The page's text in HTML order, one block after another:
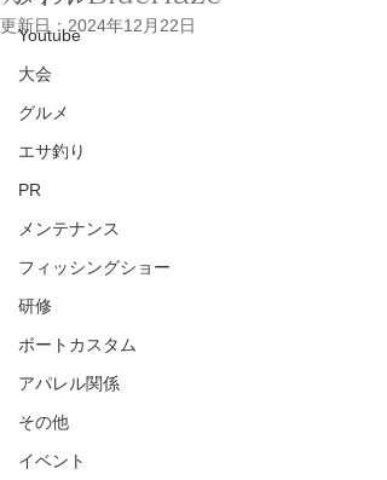
Youtube
大会
グルメ
エサ釣り
PR
メンテナンス
フィッシングショー
研修
ボートカスタム
アパレル関係
その他
イベント
更新日：2024年12月22日